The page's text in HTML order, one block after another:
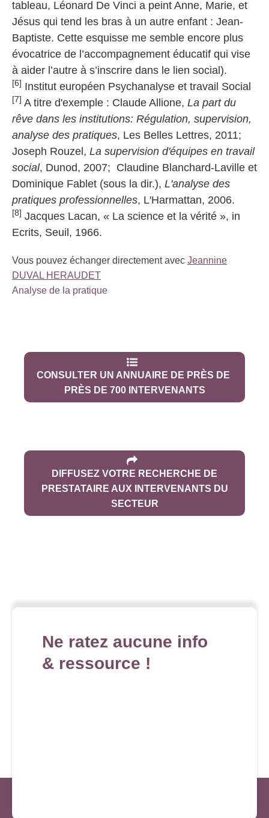
tableau, Léonard De Vinci a peint Anne, Marie, et
Jésus qui tend les bras à un autre enfant : Jean-
Baptiste. Cette esquisse me semble encore plus
évocatrice de l’accompagnement éducatif qui vise
à aider l’autre à s’inscrire dans le lien social).
[6] Institut européen Psychanalyse et travail Social
[7] A titre d'exemple : Claude Allione, La part du
rêve dans les institutions: Régulation, supervision,
analyse des pratiques, Les Belles Lettres, 2011;
Joseph Rouzel, La supervision d'équipes en travail
social, Dunod, 2007; Claudine Blanchard-Laville et
Dominique Fablet (sous la dir.), L'analyse des
pratiques professionnelles, L'Harmattan, 2006.
[8] Jacques Lacan, « La science et la vérité », in
Ecrits, Seuil, 1966.
Vous pouvez échanger directement avec Jeannine
DUVAL HERAUDET
Analyse de la pratique
CONSULTER UN ANNUAIRE DE PRÈS DE
PRÈS DE 700 INTERVENANTS
DIFFUSEZ VOTRE RECHERCHE DE
PRESTATAIRE AUX INTERVENANTS DU
SECTEUR
Ne ratez aucune info
& ressource !